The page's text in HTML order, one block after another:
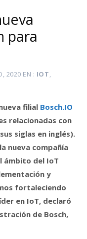
para
2020 EN IOT,
filial Bosch.IO
relacionadas con
siglas en inglés).
nueva compañía
ámbito del IoT
y
fortaleciendo
en IoT, declaró
de Bosch,